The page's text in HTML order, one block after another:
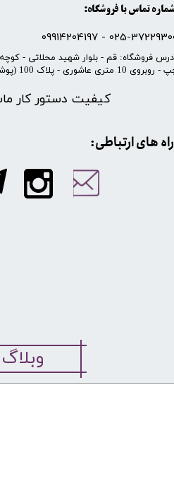
شماره تماس با فروشگاه:
025-37229300 -
کیفیت دستور کار
10 متری عاشوری - پلاک 100 (پوشاک گلپوش)
​​راه های ارتباطی:
وبلاگ